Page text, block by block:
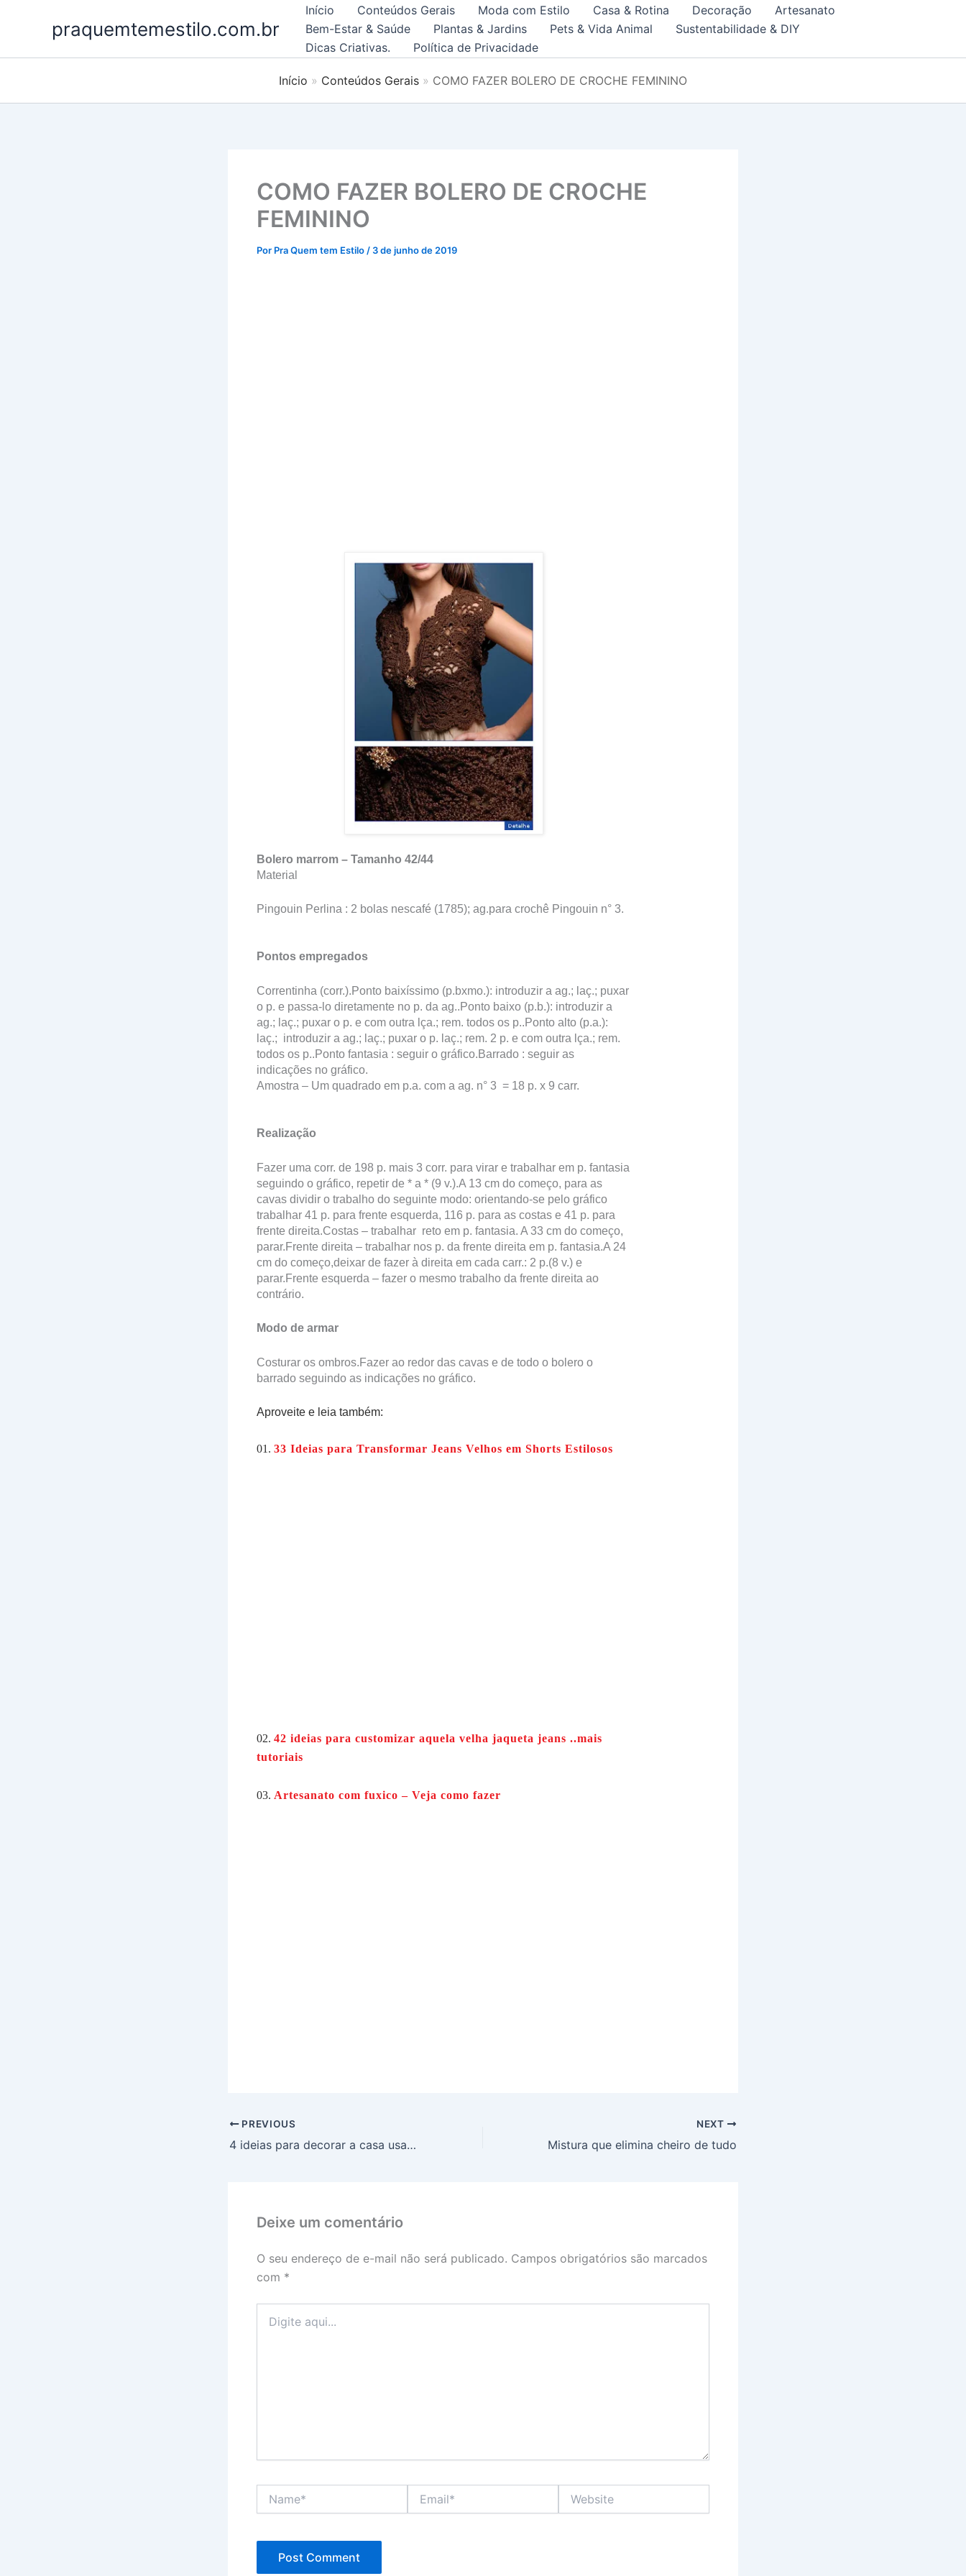
praquemtemestilo.com.br
Início Conteúdos Gerais Moda com Estilo Casa & Rotina Decoração
Artesanato
Bem-Estar & Saúde
Plantas & Jardins Pets & Vida Animal
Sustentabilidade & DIY
Dicas Criativas.
Política de Privacidade
Início Conteúdos Gerais COMO FAZER BOLERO DE CROCHE FEMININO
COMO FAZER BOLERO DE CROCHE
FEMININO
Por Pra Quem tem Estilo / 3 de junho de 2019
Bolero marrom – Tamanho 42/44
Material
Pingouin Perlina : 2 bolas nescafé (1785); ag.para crochê Pingouin n° 3.
Pontos empregados
Correntinha (corr.).Ponto baixíssimo (p.bxmo.): introduzir a ag.; laç.; puxar
o p. e passa-lo diretamente no p. da ag..Ponto baixo (p.b.): introduzir a
ag.; laç.; puxar o p. e com outra lça.; rem. todos os p..Ponto alto (p.a.):
laç.; introduzir a ag.; laç.; puxar o p. laç.; rem. 2 p. e com outra lça.; rem.
todos os p..Ponto fantasia : seguir o gráfico.Barrado : seguir as
indicações no gráfico.
Amostra – Um quadrado em p.a. com a ag. n° 3 = 18 p. x 9 carr.
Realização
Fazer uma corr. de 198 p. mais 3 corr. para virar e trabalhar em p. fantasia
seguindo o gráfico, repetir de * a * (9 v.).A 13 cm do começo, para as
cavas dividir o trabalho do seguinte modo: orientando-se pelo gráfico
trabalhar 41 p. para frente esquerda, 116 p. para as costas e 41 p. para
frente direita.Costas – trabalhar reto em p. fantasia. A 33 cm do começo,
parar.Frente direita – trabalhar nos p. da frente direita em p. fantasia.A 24
cm do começo,deixar de fazer à direita em cada carr.: 2 p.(8 v.) e
parar.Frente esquerda – fazer o mesmo trabalho da frente direita ao
contrário.
Modo de armar
Costurar os ombros.Fazer ao redor das cavas e de todo o bolero o
barrado seguindo as indicações no gráfico.
Aproveite e leia também:
01. 33 Ideias para Transformar Jeans Velhos em Shorts Estilosos
02. 42 ideias para customizar aquela velha jaqueta jeans ..mais
tutoriais
03. Artesanato com fuxico – Veja como fazer
PREVIOUS
4 ideias para decorar a casa usando fita isolante
NEXT
Mistura que elimina cheiro de tudo
Deixe um comentário
O seu endereço de e-mail não será publicado. Campos obrigatórios são marcados
com *
aqui...